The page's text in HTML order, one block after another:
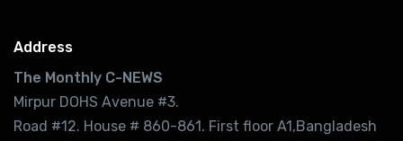
Address
The Monthly C-NEWS
Mirpur DOHS Avenue #3.
Road #12. House # 860-861. First floor A1,Bangladesh